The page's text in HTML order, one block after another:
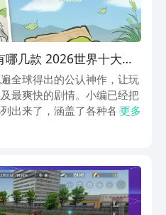
几款 2026世界十大顶
全球得出的公认神作，让玩
最爽快的剧情。小编已经把
出来了，涵盖了各种各样的
可以在九游上下载，马上就
更多